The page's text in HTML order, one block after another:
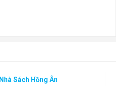
Nhà Sách Hồng Ân